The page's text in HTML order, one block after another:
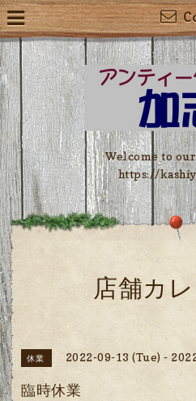
Welcome to
https://
店舗カ
休業 2022-09-13 (Tue) -
臨時休業